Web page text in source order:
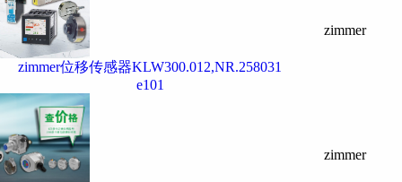
zimmer位移传感器KLW300.012,NR.258031
e101
zimmer
zimmer